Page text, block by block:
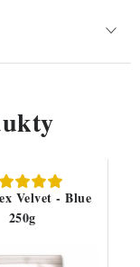
Velvet - Blue
250g